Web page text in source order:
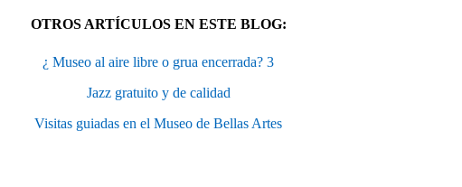
OTROS ARTÍCULOS EN ESTE BLOG:
¿ Museo al aire libre o grua encerrada? 3
Jazz gratuito y de calidad
Visitas guiadas en el Museo de Bellas Artes